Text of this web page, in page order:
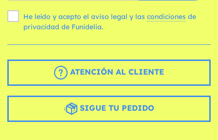
He leído y acepto el aviso legal y las condiciones
privacidad de Funidelia.
ATENCIÓN AL CLIENTE
SIGUE TU PEDIDO